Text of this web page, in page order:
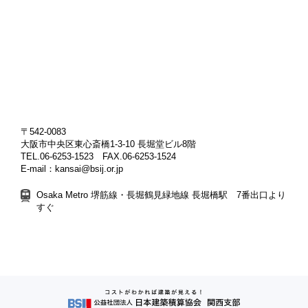
〒542-0083
大阪市中央区東心斎橋1-3-10 長堀堂ビル8階
TEL.06-6253-1523 FAX.06-6253-1524
E-mail：kansai@bsij.or.jp
Osaka Metro 堺筋線・長堀鶴見緑地線 長堀橋駅 7番出口より
すぐ